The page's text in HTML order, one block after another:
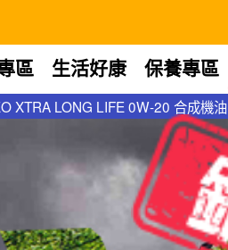
XTRA LONG LIFE 0W-20 合成機油
區 生活好康 保養專區